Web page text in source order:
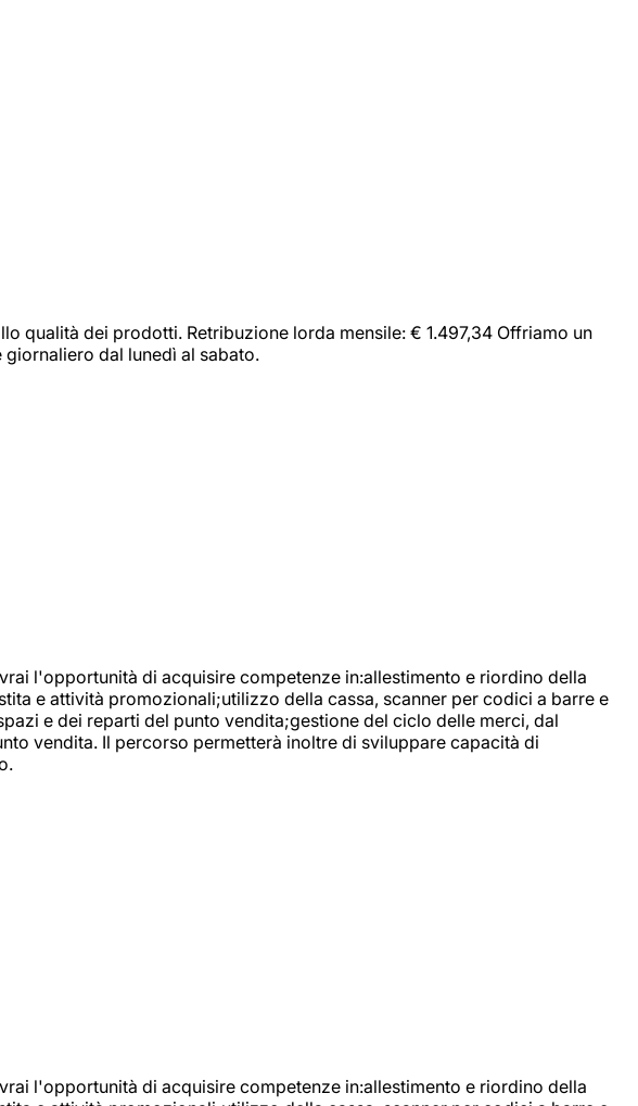
qualità dei prodotti. Retribuzione lorda mensile: € 1.497,34 Offriamo un
dal lunedì al sabato.
l'opportunità di acquisire competenze in:allestimento e riordino della
e attività promozionali;utilizzo della cassa, scanner per codici a barre e
e dei reparti del punto vendita;gestione del ciclo delle merci, dal
vendita. Il percorso permetterà inoltre di sviluppare capacità di
l'opportunità di acquisire competenze in:allestimento e riordino della